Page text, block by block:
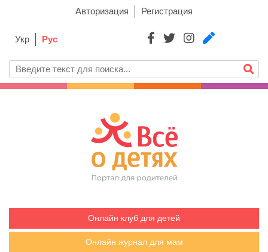
Авторизация Регистрация
Укр Рус
Онлайн клуб для детей
Онлайн журнал для мам